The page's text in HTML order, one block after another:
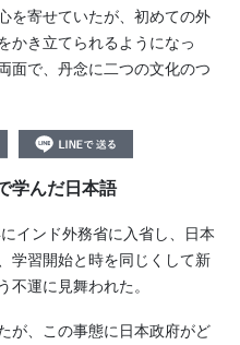
を寄せていたが、初めての外
かき立てられるようになっ
面で、丹念に二つの文化のつ
学んだ日本語
インド外務省に入省し、日本
学習開始と時を同じくして新
不運に見舞われた。
が、この事態に日本政府がど